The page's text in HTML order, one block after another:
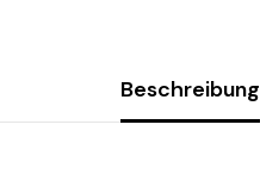
Beschreibung